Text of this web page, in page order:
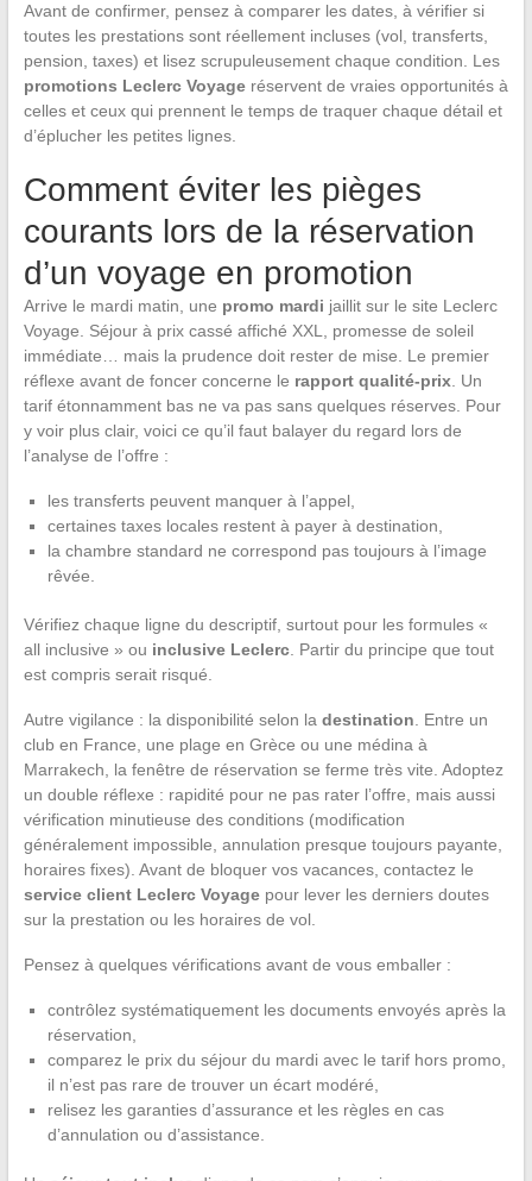
Avant de confirmer, pensez à comparer les dates, à vérifier si
toutes les prestations sont réellement incluses (vol, transferts,
pension, taxes) et lisez scrupuleusement chaque condition. Les
promotions Leclerc Voyageréservent de vraies opportunités à
celles et ceux qui prennent le temps de traquer chaque détail et
d’éplucher les petites lignes.
Comment éviter les pièges
courants lors de la réservation
d’un voyage en promotion
Arrive le mardi matin, une promo mardi jaillit sur le site Leclerc
Voyage. Séjour à prix cassé affiché XXL, promesse de soleil
immédiate… mais la prudence doit rester de mise. Le premier
réflexe avant de foncer concerne le rapport qualité-prix. Un
tarif étonnamment bas ne va pas sans quelques réserves. Pour
y voir plus clair, voici ce qu’il faut balayer du regard lors de
l’analyse de l’offre :
les transferts peuvent manquer à l’appel,
certaines taxes locales restent à payer à destination,
la chambre standard ne correspond pas toujours à l’image
rêvée.
Vérifiez chaque ligne du descriptif, surtout pour les formules «
all inclusive » ou inclusive Leclerc. Partir du principe que tout
est compris serait risqué.
Autre vigilance : la disponibilité selon la destination . Entre un
club en France, une plage en Grèce ou une médina à
Marrakech, la fenêtre de réservation se ferme très vite. Adoptez
un double réflexe : rapidité pour ne pas rater l’offre, mais aussi
vérification minutieuse des conditions (modification
généralement impossible, annulation presque toujours payante,
horaires fixes). Avant de bloquer vos vacances, contactez le
service client Leclerc Voyagepour lever les derniers doutes
sur la prestation ou les horaires de vol.
Pensez à quelques vérifications avant de vous emballer :
contrôlez systématiquement les documents envoyés après la
réservation,
comparez le prix du séjour du mardi avec le tarif hors promo,
il n’est pas rare de trouver un écart modéré,
relisez les garanties d’assurance et les règles en cas
d’annulation ou d’assistance.